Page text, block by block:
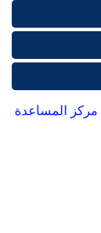
مركز المساعدة